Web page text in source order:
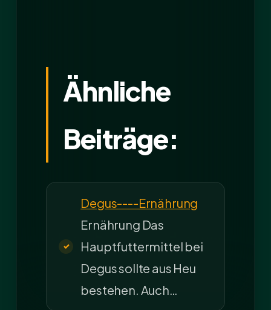
Ähnliche
Beiträge:
Degus----Ernährung
Ernährung Das
Hauptfuttermittel bei
Degus sollte aus Heu
bestehen. Auch…